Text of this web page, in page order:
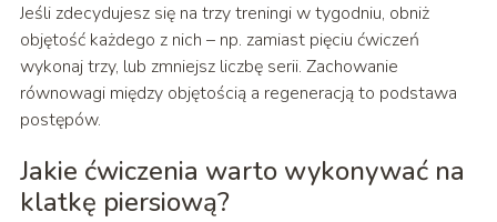
Jeśli zdecydujesz się na trzy treningi w tygodniu, obniż
objętość każdego z nich – np. zamiast pięciu ćwiczeń
wykonaj trzy, lub zmniejsz liczbę serii. Zachowanie
równowagi między objętością a regeneracją to podstawa
postępów.
Jakie ćwiczenia warto wykonywać na
klatkę piersiową?